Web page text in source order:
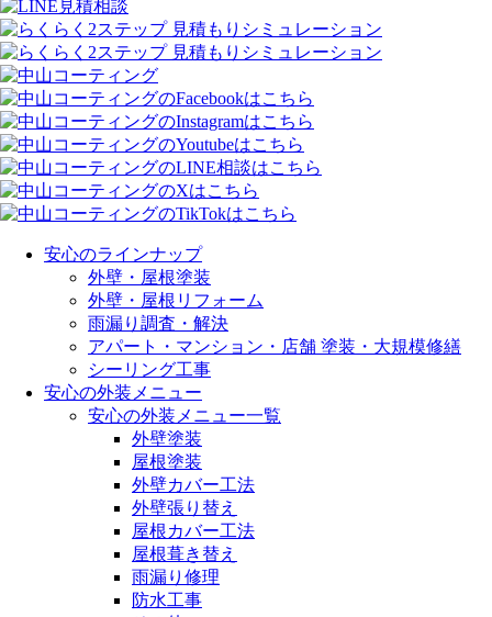
安心のラインナップ
外壁・屋根塗装
外壁・屋根リフォーム
雨漏り調査・解決
アパート・マンション・店舗 塗装・大規模修繕
シーリング工事
安心の外装メニュー
安心の外装メニュー一覧
外壁塗装
屋根塗装
外壁カバー工法
外壁張り替え
屋根カバー工法
屋根葺き替え
雨漏り修理
防水工事